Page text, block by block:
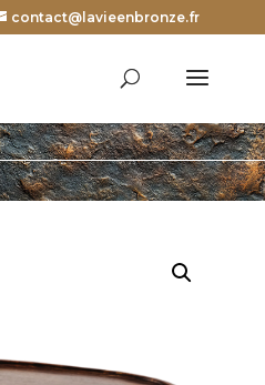
contact@lavieenbronze.fr